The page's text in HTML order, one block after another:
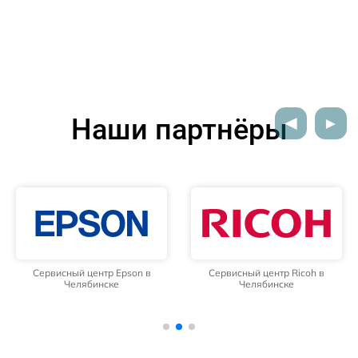
Наши партнёры
Сервисный центр Epson в
Челябинске
Сервисный центр Ricoh в
Челябинске